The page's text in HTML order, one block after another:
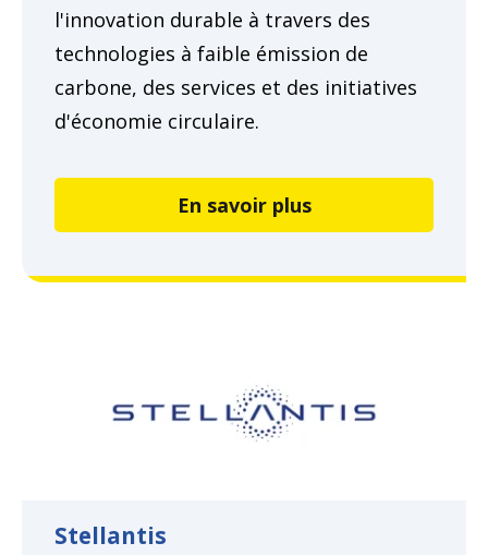
l'innovation durable à travers des
technologies à faible émission de
carbone, des services et des initiatives
d'économie circulaire.
En savoir plus
Stellantis